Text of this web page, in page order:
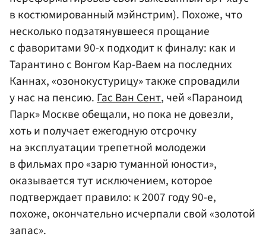
в костюмированный мэйнстрим). Похоже, что
несколько подзатянувшееся прощание
с фаворитами 90-х подходит к финалу: как и
Тарантино с Вонгом Кар-Ваем на последних
Каннах, «озонокустурицу» также спровадили
у нас на пенсию.Гас Ван Сент, чей «Параноид
Парк» Москве обещали, но пока не довезли,
хоть и получает ежегодную отсрочку
на эксплуатации трепетной молодежи
в фильмах про «зарю туманной юности»,
оказывается тут исключением, которое
подтверждает правило: к 2007 году 90-е,
похоже, окончательно исчерпали свой «золотой
запас».